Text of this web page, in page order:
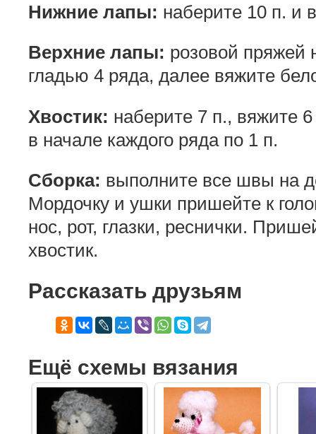
Нижние лапы: наберите 10 п. и
Верхние лапы: розовой пряжей
гладью 4 ряда, далее вяжите
Хвостик: наберите 7 п., вяжите
в начале каждого ряда по 1 п.
Сборка: выполните все швы на
Мордочку и ушки пришейте к
нос, рот, глазки, реснички.
хвостик.
Рассказать друзьям
Ещё схемы вязания